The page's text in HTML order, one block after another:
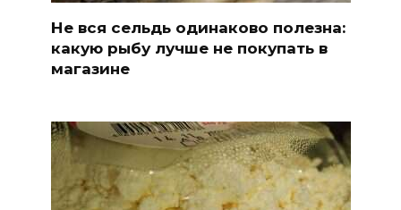
Не вся сельдь одинаково полезна:
какую рыбу лучше не покупать в
магазине